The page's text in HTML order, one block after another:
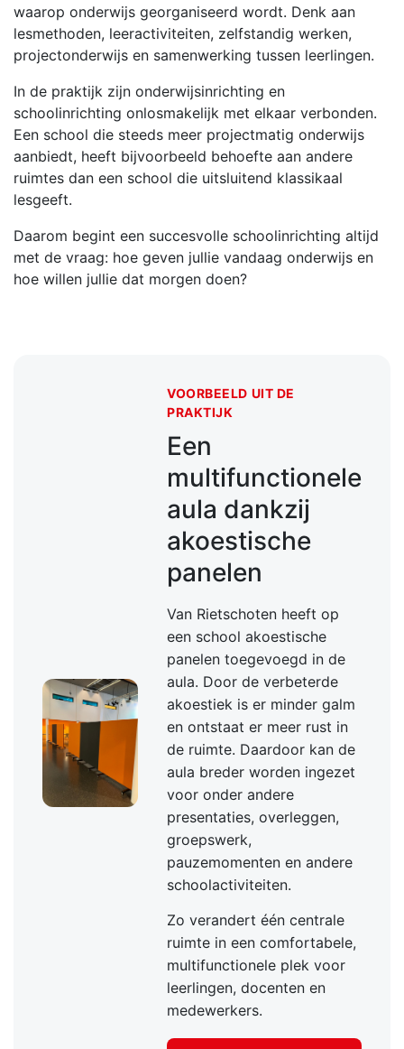
waarop onderwijs georganiseerd wordt. Denk aan
lesmethoden, leeractiviteiten, zelfstandig werken,
projectonderwijs en samenwerking tussen leerlingen.
In de praktijk zijn onderwijsinrichting en
schoolinrichting onlosmakelijk met elkaar verbonden.
Een school die steeds meer projectmatig onderwijs
aanbiedt, heeft bijvoorbeeld behoefte aan andere
ruimtes dan een school die uitsluitend klassikaal
lesgeeft.
Daarom begint een succesvolle schoolinrichting altijd
met de vraag: hoe geven jullie vandaag onderwijs en
hoe willen jullie dat morgen doen?
VOORBEELD UIT DE
PRAKTIJK
Een
multifunctionele
aula dankzij
akoestische
panelen
Van Rietschoten heeft op
een school akoestische
panelen toegevoegd in de
aula. Door de verbeterde
akoestiek is er minder galm
en ontstaat er meer rust in
de ruimte. Daardoor kan de
aula breder worden ingezet
voor onder andere
presentaties, overleggen,
groepswerk,
pauzemomenten en andere
schoolactiviteiten.
Zo verandert één centrale
ruimte in een comfortabele,
multifunctionele plek voor
leerlingen, docenten en
medewerkers.